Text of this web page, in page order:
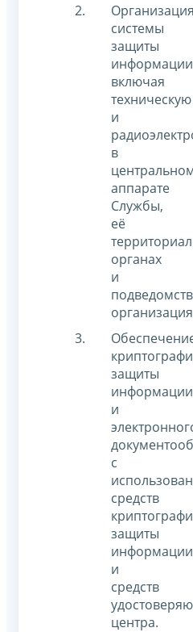
Организация
системы
защиты
включая
техническую
и
в
аппарате
Службы,
её
органах
и
защиты
информации
и
с
средств
защиты
информации
и
средств
центра.